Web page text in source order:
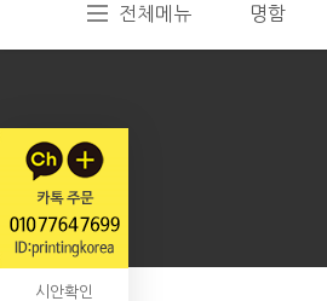
전체메뉴 명함
시안확인